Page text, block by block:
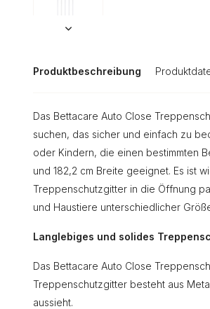
Produktbeschreibung
Das Bettacare Auto Close
suchen, das sicher und einfach zu
oder Kindern, die einen bestimmten
und 182,2 cm Breite geeignet. Es ist
Treppenschutzgitter in die Öffnung
und Haustiere unterschiedlicher
Langlebiges und solides
Das Bettacare Auto Close
Treppenschutzgitter besteht aus
aussieht.